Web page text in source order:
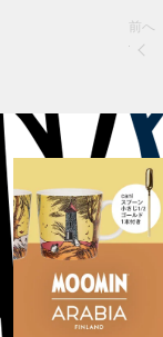
前へ